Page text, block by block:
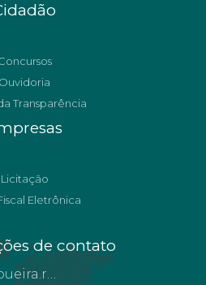
Ouvidoria
Transparência
Licitação
Eletrônica
de contato